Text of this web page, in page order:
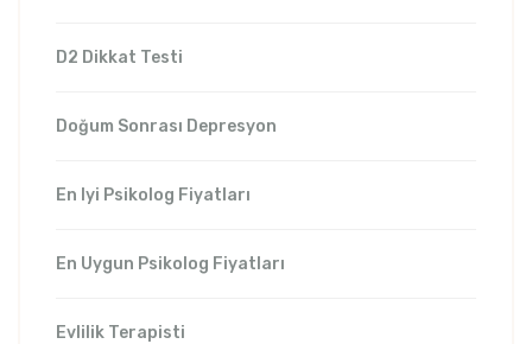
D2 Dikkat Testi
Doğum Sonrası Depresyon
En Iyi Psikolog Fiyatları
En Uygun Psikolog Fiyatları
Evlilik Terapisti